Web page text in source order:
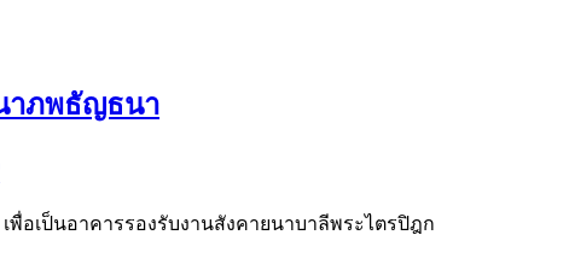
าภพธัญธนา
พื่อเป็นอาคารรองรับงานสังคายนาบาลีพระไตรปิฎก